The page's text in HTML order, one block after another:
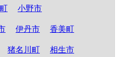
小野市
伊丹市 香美町
猪名川町 相生市